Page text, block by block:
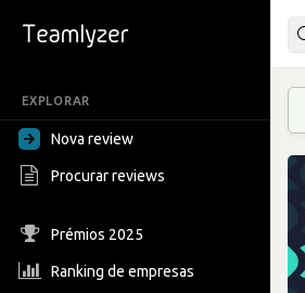
EXPLORAR
Nova review
Procurar reviews
Prémios 2025
Ranking de empresas